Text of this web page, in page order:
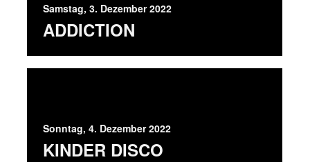
Samstag, 3. Dezember 2022
ADDICTION
Sonntag, 4. Dezember 2022
KINDER DISCO